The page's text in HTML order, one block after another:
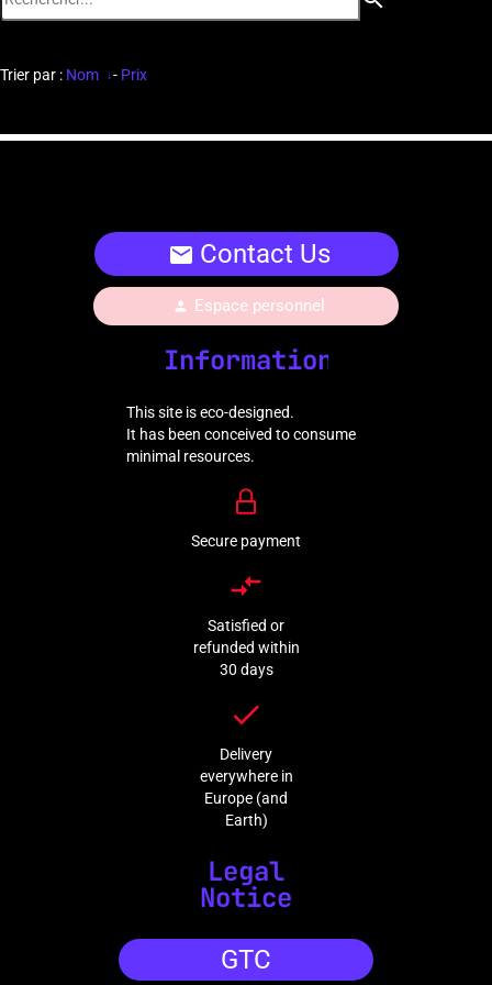
Trier par : Nom - Prix
mail Contact Us
person Espace personnel
Information
This site is eco-designed.
It has been conceived to consume
minimal resources.
Secure payment
compare_arrows
Satisfied or
refunded within
30 days
done
Delivery
everywhere in
Europe (and
Earth)
Legal
Notice
GTC